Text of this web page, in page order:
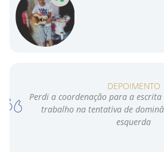
DEPOIMENTO
Perdi a coordenação para a
trabalho na tentativa de
esquerda